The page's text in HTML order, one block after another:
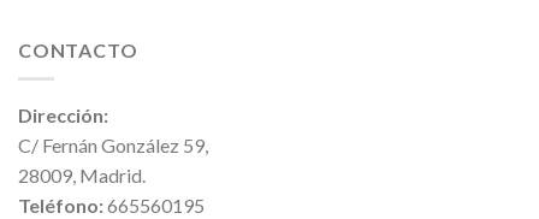
CONTACTO
Dirección:
C/ Fernán González 59,
28009, Madrid.
Teléfono:665560195